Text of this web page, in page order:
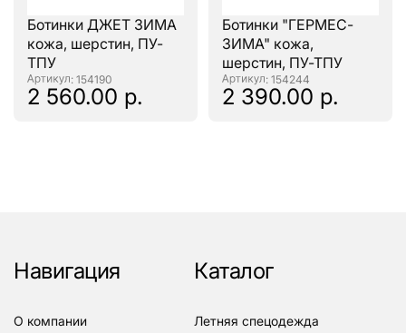
Ботинки ДЖЕТ ЗИМА
кожа, шерстин, ПУ-
ТПУ
: 154190
2 560.00 р.
Ботинки "ГЕРМЕС-
ЗИМА" кожа,
шерстин, ПУ-ТПУ
: 154244
2 390.00 р.
Навигация
о компании
Каталог
летняя спецодежда